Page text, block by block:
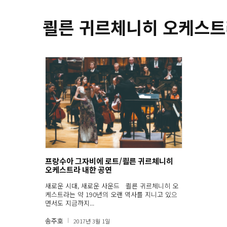
쾰른 귀르체니히 오케스
프랑수아 그자비에 로트/쾰른 귀르체니히
오케스트라 내한 공연
새로운 시대, 새로운 사운드 쾰른 귀르체니히 오
케스트라는 약 190년의 오랜 역사를 지니고 있으
면서도 지금까지...
송주호
2017년 3월 1일